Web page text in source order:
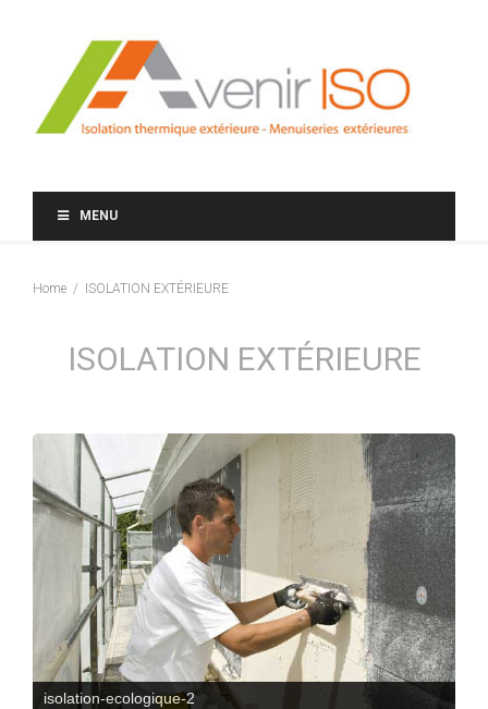
MENU
Home ISOLATION EXTÉRIEURE
ISOLATION EXTÉRIEURE
isolation-ecologique-2